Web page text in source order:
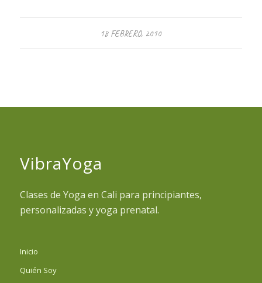
18 FEBRERO, 2010
VibraYoga
Clases de Yoga en Cali para principiantes,
personalizadas y yoga prenatal.
Inicio
Quién Soy